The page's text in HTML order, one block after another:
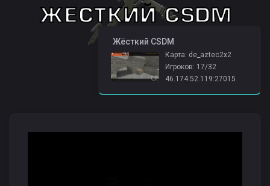
️ Жёсткий CSDM
Карта: de_aztec2x2
Игроков: 17/32
46.174.52.119:27015